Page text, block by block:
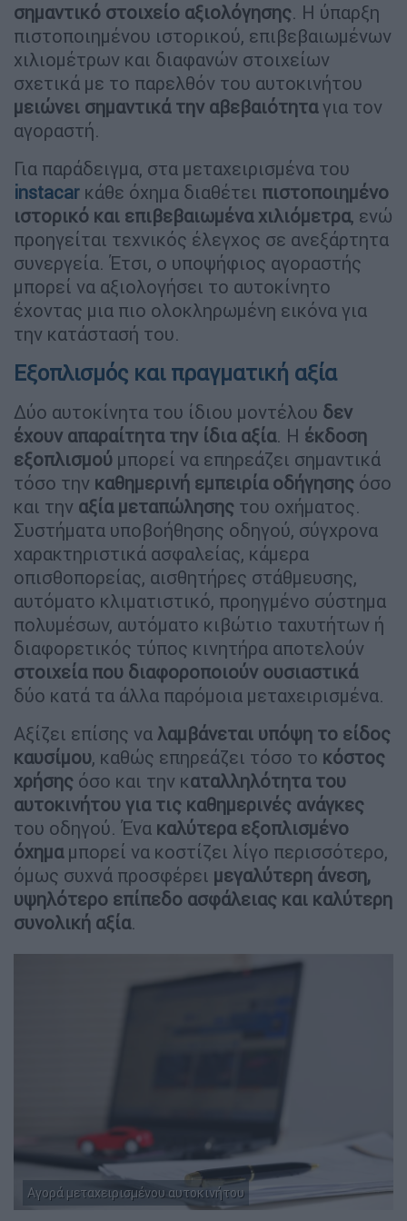
σημαντικό στοιχείο αξιολόγησης. Η ύπαρξη
πιστοποιημένου ιστορικού, επιβεβαιωμένων
χιλιομέτρων και διαφανών στοιχείων
σχετικά με το παρελθόν του αυτοκινήτου
μειώνει σημαντικά την αβεβαιότηταγια τον
αγοραστή.
Για παράδειγμα, στα μεταχειρισμένα του
instacar κάθε όχημα διαθέτει πιστοποιημένο
ιστορικό και επιβεβαιωμένα χιλιόμετρα, ενώ
προηγείται τεχνικός έλεγχος σε ανεξάρτητα
συνεργεία. Έτσι, ο υποψήφιος αγοραστής
μπορεί να αξιολογήσει το αυτοκίνητο
έχοντας μια πιο ολοκληρωμένη εικόνα για
την κατάστασή του.
Εξοπλισμός και πραγματική αξία
Δύο αυτοκίνητα του ίδιου μοντέλου δεν
έχουν απαραίτητα την ίδια αξία. Η έκδοση
εξοπλισμού μπορεί να επηρεάζει σημαντικά
τόσο την καθημερινή εμπειρία οδήγησης όσο
και την αξία μεταπώλησης του οχήματος.
Συστήματα υποβοήθησης οδηγού, σύγχρονα
χαρακτηριστικά ασφαλείας, κάμερα
οπισθοπορείας, αισθητήρες στάθμευσης,
αυτόματο κλιματιστικό, προηγμένο σύστημα
πολυμέσων, αυτόματο κιβώτιο ταχυτήτων ή
διαφορετικός τύπος κινητήρα αποτελούν
στοιχεία που διαφοροποιούν ουσιαστικά
δύο κατά τα άλλα παρόμοια μεταχειρισμένα.
Αξίζει επίσης να λαμβάνεται υπόψη το είδος
καυσίμου, καθώς επηρεάζει τόσο το κόστος
χρήσης όσο και την καταλληλότητα του
αυτοκινήτου για τις καθημερινές ανάγκες
του οδηγού. Ένα καλύτερα εξοπλισμένο
όχημαμπορεί να κοστίζει λίγο περισσότερο,
όμως συχνά προσφέρει μεγαλύτερη άνεση,
υψηλότερο επίπεδο ασφάλειας και καλύτερη
συνολική αξία.
Αγορά μεταχειρισμένου αυτοκινήτου